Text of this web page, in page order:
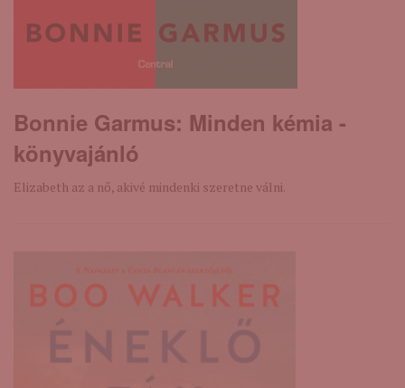
Bonnie Garmus: Minden ​kémia -
könyvajánló
Elizabeth az a nő, akivé mindenki szeretne válni.